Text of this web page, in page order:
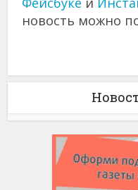
новость можно